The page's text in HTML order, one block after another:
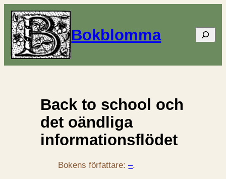
Bokblomma Sök
Back to school och
det oändliga
informationsflödet
Bokens författare:–.